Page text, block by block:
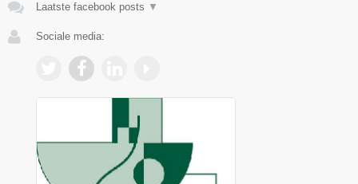
Laatste facebook posts ▼
Sociale media: